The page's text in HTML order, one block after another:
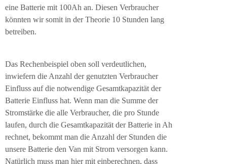
eine Batterie mit 100Ah an. Diesen Verbraucher
könnten wir somit in der Theorie 10 Stunden lang
betreiben.
Das Rechenbeispiel oben soll verdeutlichen,
inwiefern die Anzahl der genutzten Verbraucher
Einfluss auf die notwendige Gesamtkapazität der
Batterie Einfluss hat. Wenn man die Summe der
Stromstärke die alle Verbraucher, die pro Stunde
laufen, durch die Gesamtkapazität der Batterie in Ah
rechnet, bekommt man die Anzahl der Stunden die
unsere Batterie den Van mit Strom versorgen kann.
Natürlich muss man hier mit einberechnen, dass